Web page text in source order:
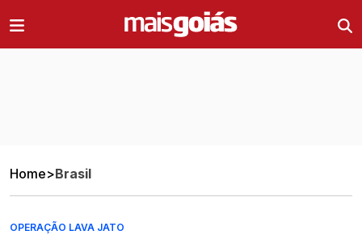
Home>Brasil
OPERAÇÃO LAVA JATO